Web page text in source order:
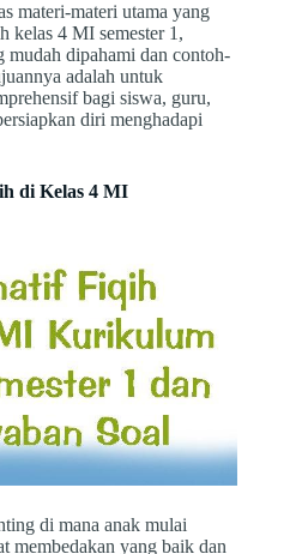
materi-materi utama yang
kelas 4 MI semester 1,
mudah dipahami dan contoh-
adalah untuk
bagi siswa, guru,
diri menghadapi
di Kelas 4 MI
di mana anak mulai
membedakan yang baik dan